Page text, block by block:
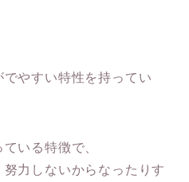
でやすい特性を持ってい
いる特徴で、
力しないからなったりす